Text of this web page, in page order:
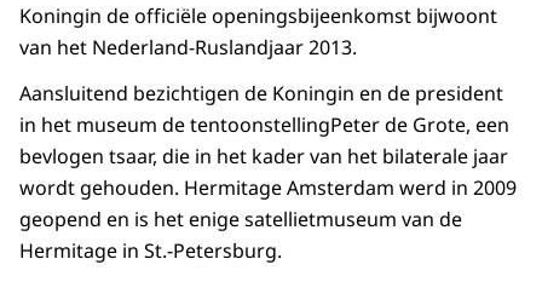
Koningin de officiële openingsbijeenkomst bijwoont
van het Nederland-Ruslandjaar 2013.
Aansluitend bezichtigen de Koningin en de president
in het museum de tentoonstellingPeter de Grote, een
bevlogen tsaar, die in het kader van het bilaterale jaar
wordt gehouden. Hermitage Amsterdam werd in 2009
geopend en is het enige satellietmuseum van de
Hermitage in St.-Petersburg.